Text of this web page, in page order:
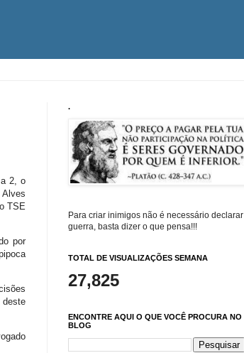
2, o
TSE
por
deste
.
Para criar inimigos não é necessário declarar
guerra, basta dizer o que pensa!!!
TOTAL DE VISUALIZAÇÕES SEMANA
27,825
ENCONTRE AQUI O QUE VOCÊ PROCURA NO
BLOG